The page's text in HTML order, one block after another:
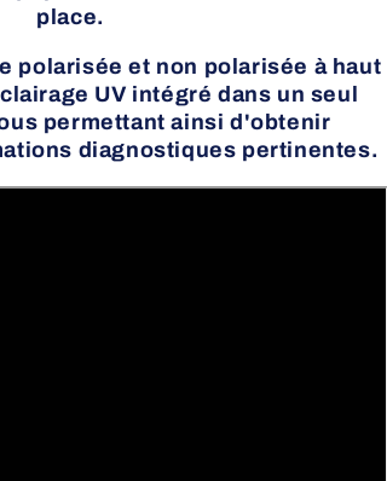
place.
polarisée et non polarisée à haut
UV intégré dans un seul
permettant ainsi d'obtenir
diagnostiques pertinentes.